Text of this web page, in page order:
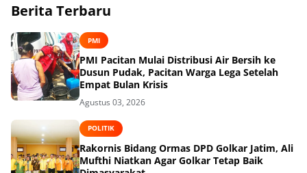
Berita Terbaru
PMI
PMI Pacitan Mulai Distribusi Air Bersih ke
Dusun Pudak, Pacitan Warga Lega Setelah
Empat Bulan Krisis
Agustus 03, 2026
POLITIK
Rakornis Bidang Ormas DPD Golkar Jatim, Ali
Mufthi Niatkan Agar Golkar Tetap Baik